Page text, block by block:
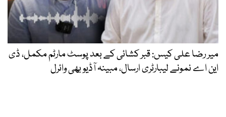
میر رضا علی کیس: قبر کشائی کے بعد پوسٹ مارٹم مکمل، ڈی
این اے نمونے لیبارٹری ارسال، مبینہ آڈیو بھی وائرل